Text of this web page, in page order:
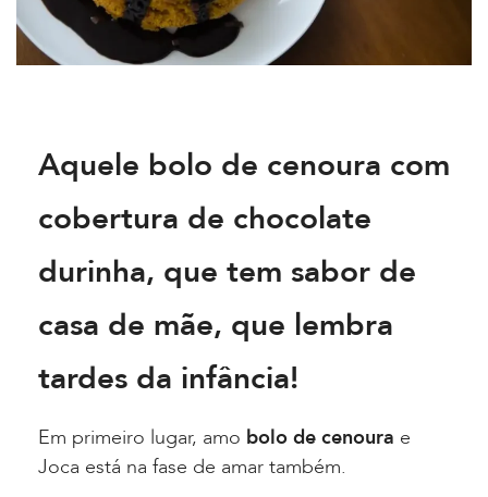
Aquele bolo de cenoura com
cobertura de chocolate
durinha, que tem sabor de
casa de mãe, que lembra
tardes da infância!
Em primeiro lugar, amo bolo de cenoura e
Joca está na fase de amar também.